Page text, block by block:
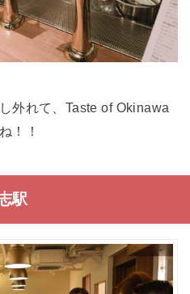
外れて、Taste of Okinawa
！！
駅